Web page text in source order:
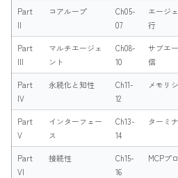
Part
II
コアループ
Ch05-
07
エージ
行
Part
III
マルチエージェ
ント
Ch08-
10
サブエ
信
Part
IV
永続化と知性
Ch11-
12
メモリ
Part
V
インターフェー
ス
Ch13-
14
ターミ
Part
VI
接続性
Ch15-
16
MCPプ